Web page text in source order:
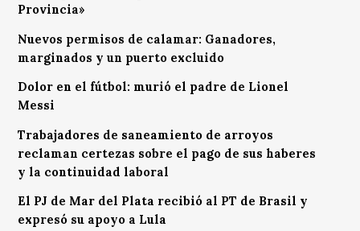
Provincia»
Nuevos permisos de calamar: Ganadores,
marginados y un puerto excluido
Dolor en el fútbol: murió el padre de Lionel
Messi
Trabajadores de saneamiento de arroyos
reclaman certezas sobre el pago de sus haberes
y la continuidad laboral
El PJ de Mar del Plata recibió al PT de Brasil y
expresó su apoyo a Lula